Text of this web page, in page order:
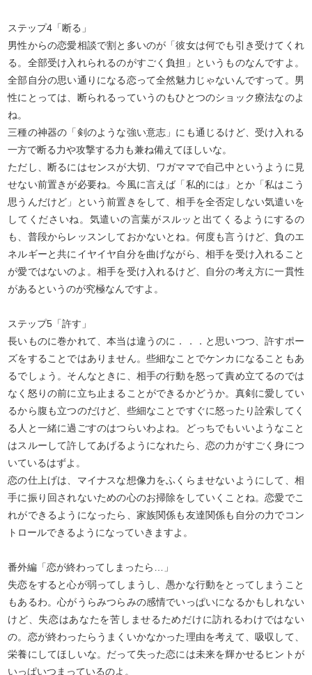
ステップ4「断る」
男性からの恋愛相談で割と多いのが「彼女は何でも引き受けてくれ
る。全部受け入れられるのがすごく負担」というものなんですよ。
全部自分の思い通りになる恋って全然魅力じゃないんですって。男
性にとっては、断られるっていうのもひとつのショック療法なのよ
ね。
三種の神器の「剣のような強い意志」にも通じるけど、受け入れる
一方で断る力や攻撃する力も兼ね備えてほしいな。
ただし、断るにはセンスが大切、ワガママで自己中というように見
せない前置きが必要ね。今風に言えば「私的には」とか「私はこう
思うんだけど」という前置きをして、相手を全否定しない気遣いを
してくださいね。気遣いの言葉がスルッと出てくるようにするの
も、普段からレッスンしておかないとね。何度も言うけど、負のエ
ネルギーと共にイヤイヤ自分を曲げながら、相手を受け入れること
が愛ではないのよ。相手を受け入れるけど、自分の考え方に一貫性
があるというのが究極なんですよ。
ステップ5「許す」
長いものに巻かれて、本当は違うのに．．．と思いつつ、許すポー
ズをすることではありません。些細なことでケンカになることもあ
るでしょう。そんなときに、相手の行動を怒って責め立てるのでは
なく怒りの前に立ち止まることができるかどうか。真剣に愛してい
るから腹も立つのだけど、些細なことですぐに怒ったり詮索してく
る人と一緒に過ごすのはつらいわよね。どっちでもいいようなこと
はスルーして許してあげるようになれたら、恋の力がすごく身につ
いているはずよ。
恋の仕上げは、マイナスな想像力をふくらませないようにして、相
手に振り回されないための心のお掃除をしていくことね。恋愛でこ
れができるようになったら、家族関係も友達関係も自分の力でコン
トロールできるようになっていきますよ。
番外編「恋が終わってしまったら…」
失恋をすると心が弱ってしまうし、愚かな行動をとってしまうこと
もあるわ。心がうらみつらみの感情でいっぱいになるかもしれない
けど、失恋はあなたを苦しませるためだけに訪れるわけではない
の。恋が終わったらうまくいかなかった理由を考えて、吸収して、
栄養にしてほしいな。だって失った恋には未来を輝かせるヒントが
いっぱいつまっているのよ。